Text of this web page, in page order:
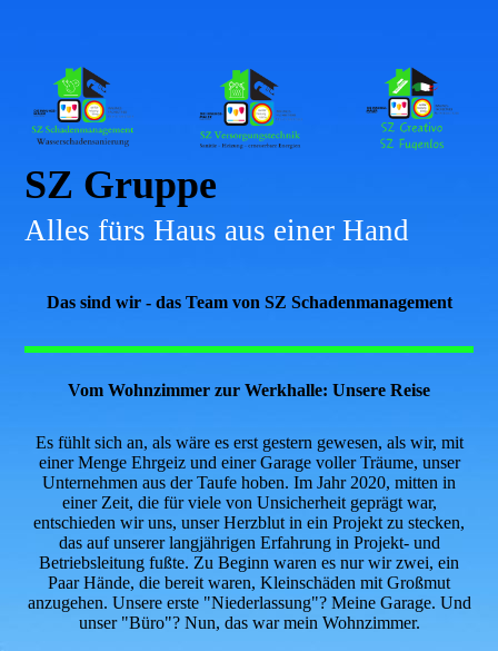
SZ Gruppe
Alles fürs Haus aus einer Hand
Das sind wir - das Team von SZ Schadenmanagement
Vom Wohnzimmer zur Werkhalle: Unsere Reise
Es fühlt sich an, als wäre es erst gestern gewesen, als wir, mit
einer Menge Ehrgeiz und einer Garage voller Träume, unser
Unternehmen aus der Taufe hoben. Im Jahr 2020, mitten in
einer Zeit, die für viele von Unsicherheit geprägt war,
entschieden wir uns, unser Herzblut in ein Projekt zu stecken,
das auf unserer langjährigen Erfahrung in Projekt- und
Betriebsleitung fußte. Zu Beginn waren es nur wir zwei, ein
Paar Hände, die bereit waren, Kleinschäden mit Großmut
anzugehen. Unsere erste "Niederlassung"? Meine Garage. Und
unser "Büro"? Nun, das war mein Wohnzimmer.